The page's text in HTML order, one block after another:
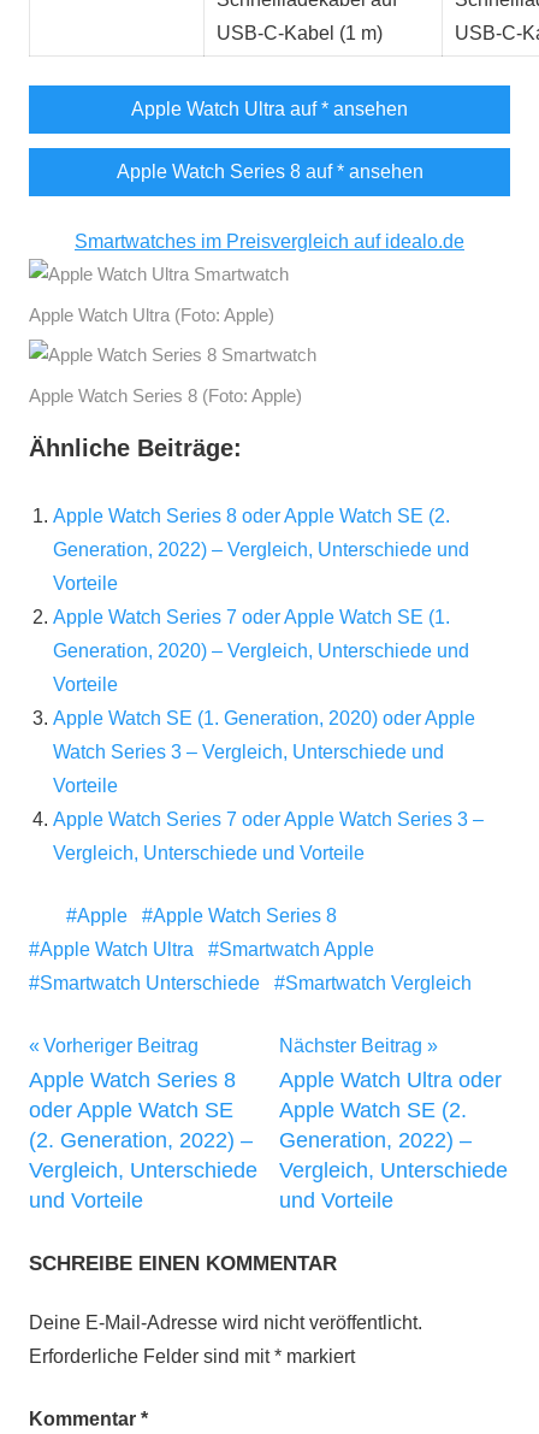
USB-C-Kabel (1 m)
USB-C-
Apple Watch Ultra auf* ansehen
Apple Watch Series 8 auf* ansehen
Smartwatches im Preisvergleich auf idealo.de
Apple Watch Ultra (Foto: Apple)
Apple Watch Series 8 (Foto: Apple)
Ähnliche Beiträge:
Apple Watch Series 8 oder Apple Watch SE (2.
Generation, 2022) – Vergleich, Unterschiede und
Vorteile
Apple Watch Series 7 oder Apple Watch SE (1.
Generation, 2020) – Vergleich, Unterschiede und
Vorteile
Apple Watch SE (1. Generation, 2020) oder Apple
Watch Series 3 – Vergleich, Unterschiede und
Vorteile
Apple Watch Series 7 oder Apple Watch Series 3 –
Vergleich, Unterschiede und Vorteile
Apple
Apple Watch Series 8
Apple Watch Ultra
Smartwatch Apple
Smartwatch Unterschiede
Smartwatch Vergleich
Beitragsnavigation
Vorheriger Beitrag
Apple Watch Series 8
oder Apple Watch SE
(2. Generation, 2022) –
Vergleich, Unterschiede
und Vorteile
Nächster Beitrag
Apple Watch Ultra oder
Apple Watch SE (2.
Generation, 2022) –
Vergleich, Unterschiede
und Vorteile
SCHREIBE EINEN KOMMENTAR
Deine E-Mail-Adresse wird nicht veröffentlicht.
Erforderliche Felder sind mit* markiert
Kommentar *